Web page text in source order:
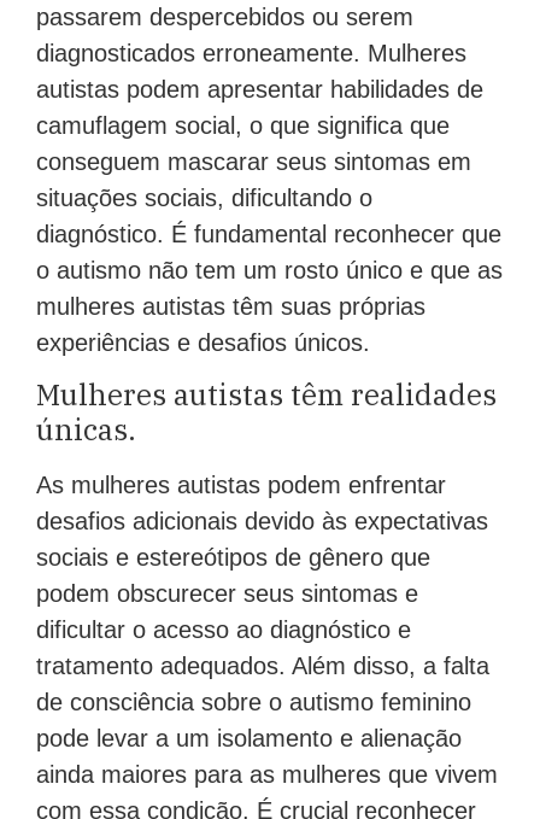
passarem despercebidos ou serem
diagnosticados erroneamente. Mulheres
autistas podem apresentar habilidades de
camuflagem social, o que significa que
conseguem mascarar seus sintomas em
situações sociais, dificultando o
diagnóstico. É fundamental reconhecer que
o autismo não tem um rosto único e que as
mulheres autistas têm suas próprias
experiências e desafios únicos.
Mulheres autistas têm realidades
únicas.
As mulheres autistas podem enfrentar
desafios adicionais devido às expectativas
sociais e estereótipos de gênero que
podem obscurecer seus sintomas e
dificultar o acesso ao diagnóstico e
tratamento adequados. Além disso, a falta
de consciência sobre o autismo feminino
pode levar a um isolamento e alienação
ainda maiores para as mulheres que vivem
com essa condição. É crucial reconhecer